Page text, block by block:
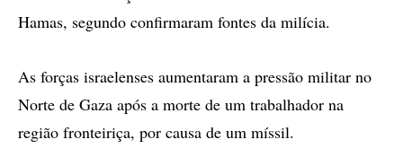
Hamas, segundo confirmaram fontes da milícia.
As forças israelenses aumentaram a pressão militar no
Norte de Gaza após a morte de um trabalhador na
região fronteiriça, por causa de um míssil.